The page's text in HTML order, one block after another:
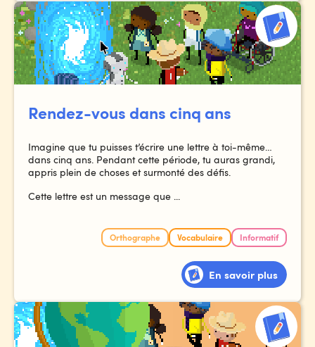
Rendez-vous dans cinq ans
Imagine que tu puisses t’écrire une lettre à toi-même…
dans cinq ans. Pendant cette période, tu auras grandi,
appris plein de choses et surmonté des défis.
Cette lettre est un message que ...
Orthographe Vocabulaire Informatif
En savoir plus